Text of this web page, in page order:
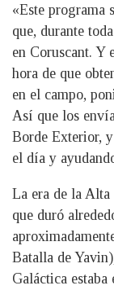
«Este programa
que, durante
en Coruscant. Y
hora de que
en el campo,
Así que los
Borde Exterior,
el día y
La era de la
que duró
Batalla de
Galáctica estaba